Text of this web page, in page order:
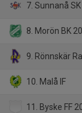
7. Sunnanå
8. Morön BK
9. Rönnskär
10. Malå IF
11. Byske FF